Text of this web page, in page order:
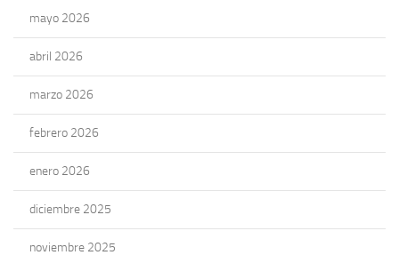
mayo 2026
abril 2026
marzo 2026
febrero 2026
enero 2026
diciembre 2025
noviembre 2025